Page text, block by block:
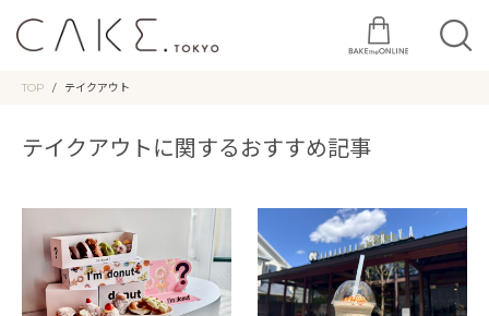
TOP テイクアウト
テイクアウトに関するおすすめ記事